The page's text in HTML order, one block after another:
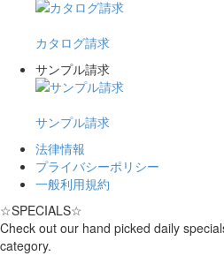
カタログ請求
サンプル請求
サンプル請求
法律情報
プライバシーポリシー
一般利用規約
☆SPECIALS☆
Check out our hand picked daily
category.